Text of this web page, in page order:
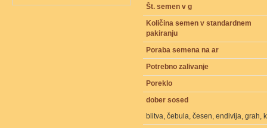
Št. semen v g
Količina semen v standardnem
pakiranju
Poraba semena na ar
Potrebno zalivanje
Poreklo
dober sosed
blitva, čebula, česen, endivija, grah,